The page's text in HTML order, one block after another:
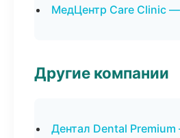
МедЦентр Care Clinic
Другие компании
Дентал Dental